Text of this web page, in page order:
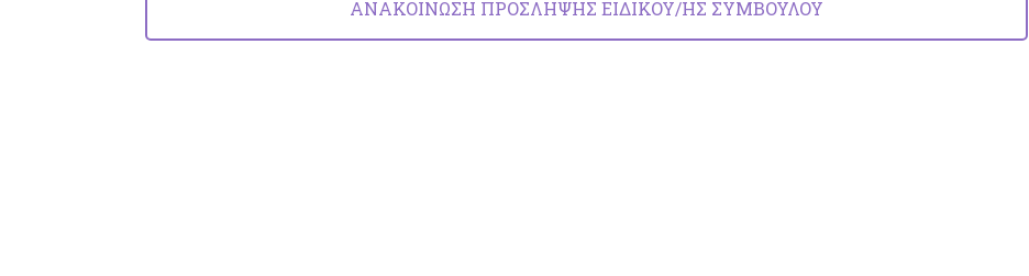
ΑΝΑΚΟΙΝΩΣΗ ΠΡΟΣΛΗΨΗΣ ΕΙΔΙΚΟΥ/ΗΣ ΣΥΜΒΟΥΛΟΥ